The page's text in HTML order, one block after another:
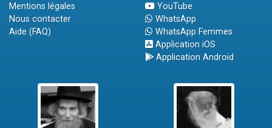
Mentions légales
Nous contacter
Aide (FAQ)
YouTube
WhatsApp
WhatsApp Femmes
Application iOS
Application Android